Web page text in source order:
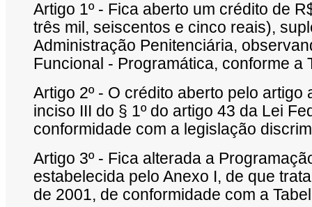
Artigo 1º - Fica aberto um crédito de
três mil, seiscentos e cinco reais),
Administração Penitenciária,
Funcional - Programática, conforme a
Artigo 2º - O crédito aberto pelo
inciso III do § 1º do artigo 43 da Lei
conformidade com a legislação
Artigo 3º - Fica alterada a
estabelecida pelo Anexo I, de que
de 2001, de conformidade com a